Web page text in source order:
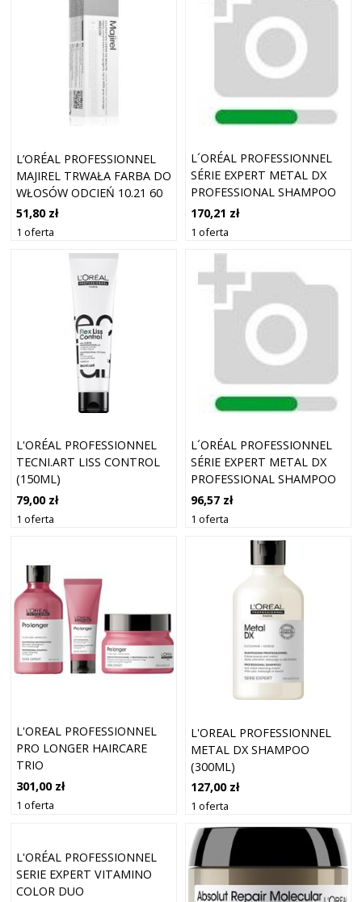
L’ORÉAL PROFESSIONNEL
MAJIREL TRWAŁA FARBA DO
WŁOSÓW ODCIEŃ 10.21 60
ML
51,80 zł
1 oferta
L´ORÉAL PROFESSIONNEL
SÉRIE EXPERT METAL DX
PROFESSIONAL SHAMPOO
SZAMPON WZMACNIAJĄCY
DO WŁOSÓW
INNYCH ZABIEGACH CHEMI
170,21 zł
1 oferta
L'ORÉAL PROFESSIONNEL
TECNI.ART LISS CONTROL
(150ML)
79,00 zł
1 oferta
L´ORÉAL PROFESSIONNEL
SÉRIE EXPERT METAL DX
PROFESSIONAL SHAMPOO
SZAMPON WZMACNIAJĄCY
DO WŁOSÓW
ROZJAŚNIANYCH I PO
INNYCH ZABIEGACH CHEMI
96,57 zł
1 oferta
L'OREAL PROFESSIONNEL
PRO LONGER HAIRCARE
TRIO
301,00 zł
1 oferta
L'OREAL PROFESSIONNEL
METAL DX SHAMPOO
(300ML)
127,00 zł
1 oferta
L'ORÉAL PROFESSIONNEL
SERIE EXPERT VITAMINO
COLOR DUO